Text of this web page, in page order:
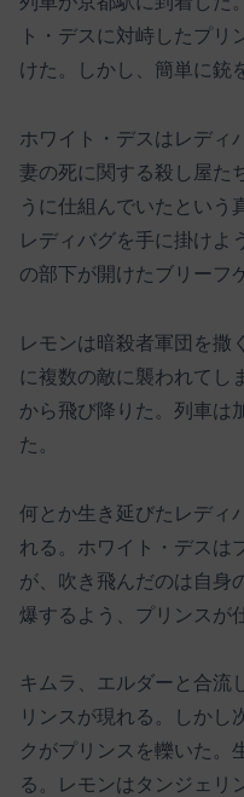
ト・デスに対峙したプリ
けた。しかし、簡単に銃
ホワイト・デスはレディ
妻の死に関する殺し屋た
うに仕組んでいたという
レディバグを手に掛けよ
の部下が開けたブリーフ
レモンは暗殺者軍団を撒
に複数の敵に襲われてし
から飛び降りた。列車は
た。
何とか生き延びたレディ
れる。ホワイト・デスは
が、吹き飛んだのは自身
爆するよう、プリンスが
キムラ、エルダーと合流
リンスが現れる。しかし
クがプリンスを轢いた。
る。レモンはタンジェリ